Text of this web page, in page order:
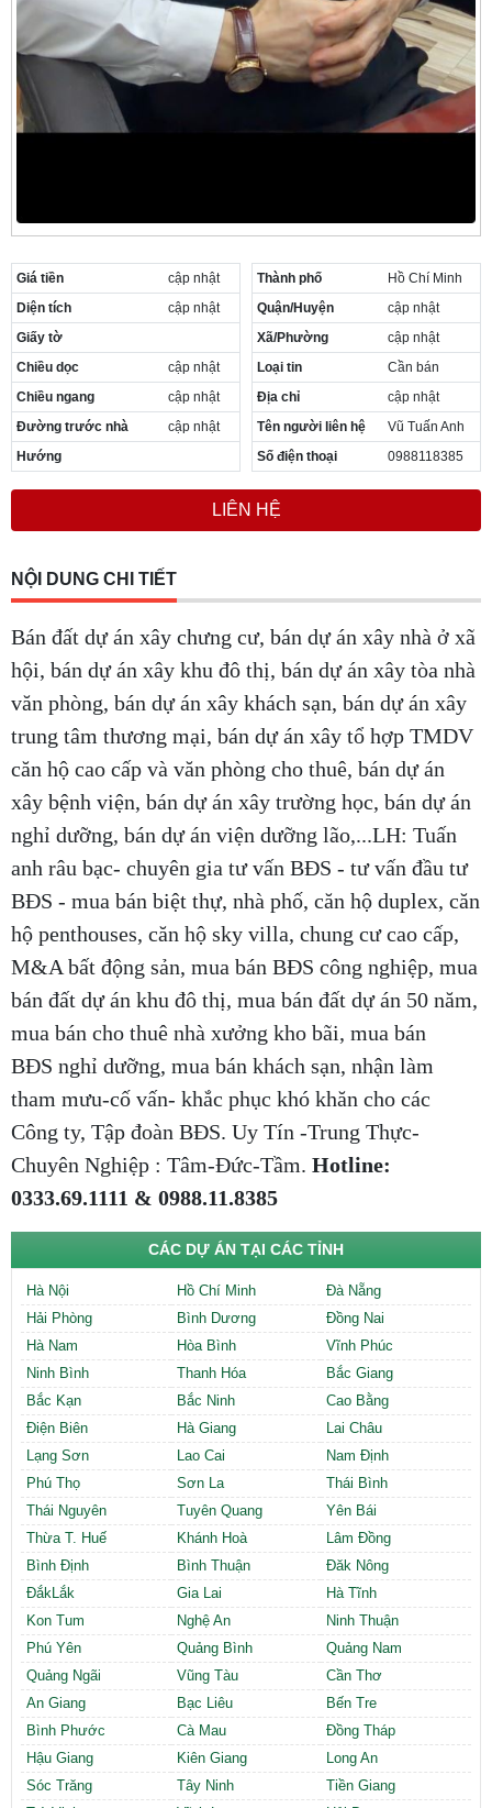
Giá tiền
cập nhật
Diện tích
cập nhật
Giấy tờ
Chiều dọc
cập nhật
Chiều ngang
cập nhật
Đường trước nhà
cập nhật
Hướng
Thành phố
Hồ Chí Minh
Quận/Huyện
cập nhật
Xã/Phường
cập nhật
Loại tin
Cần bán
Địa chỉ
cập nhật
Tên người liên hệ
Vũ Tuấn Anh
Số điện thoại
0988118385
LIÊN HỆ
NỘI DUNG CHI TIẾT
Bán đất dự án xây chưng cư, bán dự án xây nhà ở xã
hội, bán dự án xây khu đô thị, bán dự án xây tòa nhà
văn phòng, bán dự án xây khách sạn, bán dự án xây
trung tâm thương mại, bán dự án xây tổ hợp TMDV
căn hộ cao cấp và văn phòng cho thuê, bán dự án
xây bệnh viện, bán dự án xây trường học, bán dự án
nghỉ dưỡng, bán dự án viện dưỡng lão,...LH: Tuấn
anh râu bạc- chuyên gia tư vấn BĐS - tư vấn đầu tư
BĐS - mua bán biệt thự, nhà phố, căn hộ duplex, căn
hộ penthouses, căn hộ sky villa, chung cư cao cấp,
M&A bất động sản, mua bán BĐS công nghiệp, mua
bán đất dự án khu đô thị, mua bán đất dự án 50 năm,
mua bán cho thuê nhà xưởng kho bãi, mua bán
BĐS nghỉ dưỡng, mua bán khách sạn, nhận làm
tham mưu-cố vấn- khắc phục khó khăn cho các
Công ty, Tập đoàn BĐS. Uy Tín -Trung Thực-
Chuyên Nghiệp : Tâm-Đức-Tầm. Hotline:
0333.69.1111 & 0988.11.8385
CÁC DỰ ÁN TẠI CÁC TỈNH
Hà Nội Hồ Chí Minh
Đà Nẵng
Hải Phòng
Bình Dương
Đồng Nai
Hà Nam
Hòa Bình
Vĩnh Phúc
Ninh Bình
Thanh Hóa
Bắc Giang
Bắc Kạn
Bắc Ninh
Cao Bằng
Điện Biên
Hà Giang
Lai Châu
Lạng Sơn
Lao Cai
Nam Định
Phú Thọ
Sơn La
Thái Bình
Thái Nguyên
Tuyên Quang
Yên Bái
Thừa T. Huế
Khánh Hoà
Lâm Đồng
Bình Định
Bình Thuận
Đăk Nông
ĐắkLắk
Gia Lai
Hà Tĩnh
Kon Tum
Nghệ An
Ninh Thuận
Phú Yên
Quảng Bình
Quảng Nam
Quảng Ngãi
Vũng Tàu
Cần Thơ
An Giang
Bạc Liêu
Bến Tre
Bình Phước
Cà Mau
Đồng Tháp
Hậu Giang
Kiên Giang
Long An
Sóc Trăng
Tây Ninh
Tiền Giang